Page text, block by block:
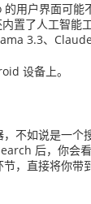
用户界面可能
置了人工智能
3.3、
设备上。
不如说是一个
后，你会
节，直接将你